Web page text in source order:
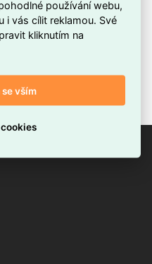
od 1 ks. Kód EMAS THOR
používání webu,
i vás cílit reklamou. Své
kliknutím na
vším